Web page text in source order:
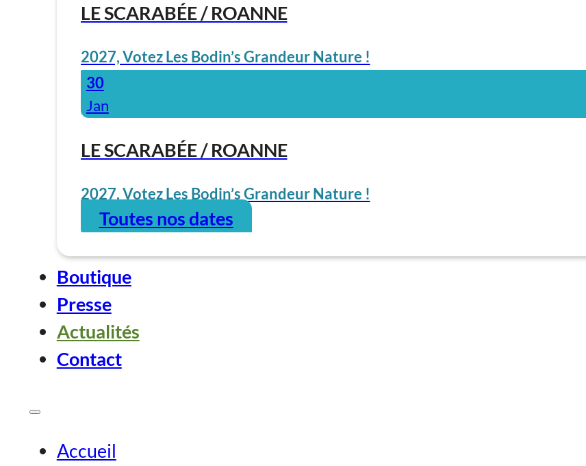
LE SCARABÉE / ROANNE
2027, Votez Les Bodin’s Grandeur Nature !
30
Jan
LE SCARABÉE / ROANNE
2027, Votez Les Bodin’s Grandeur Nature !
Toutes nos dates
Boutique
Presse
Actualités
Contact
Accueil